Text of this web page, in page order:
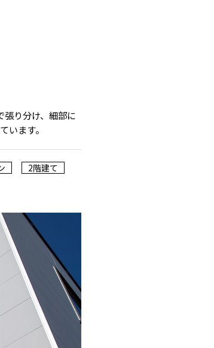
張り分け、細部に
います。
2階建て